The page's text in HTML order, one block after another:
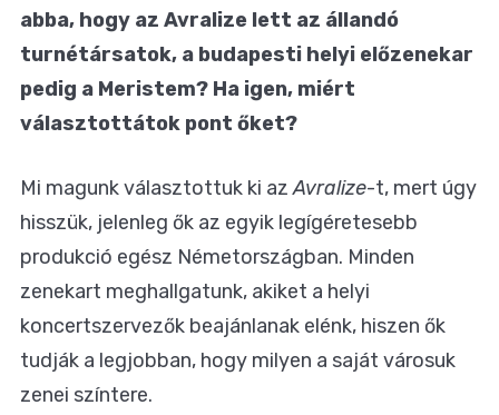
abba, hogy az Avralize lett az állandó
turnétársatok, a budapesti helyi előzenekar
pedig a Meristem? Ha igen, miért
választottátok pont őket?
Mi magunk választottuk ki azAvralize-t, mert úgy
hisszük, jelenleg ők az egyik legígéretesebb
produkció egész Németországban. Minden
zenekart meghallgatunk, akiket a helyi
koncertszervezők beajánlanak elénk, hiszen ők
tudják a legjobban, hogy milyen a saját városuk
zenei színtere.